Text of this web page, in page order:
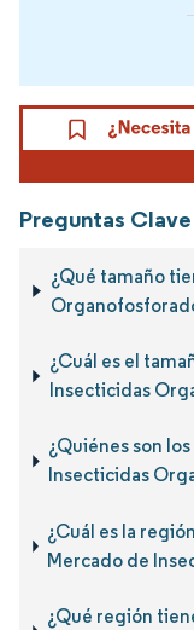
Preguntas
¿Qué tamaño
¿Cuál es el
Insecticidas
¿Quiénes son
Insecticidas
¿Cuál es la
Mercado de
¿Qué región